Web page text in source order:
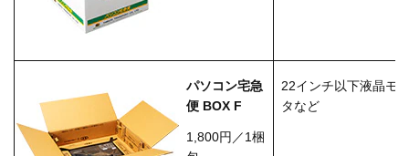
パソコン宅急
便 BOX F
1,800円／1梱
22インチ以下液晶モ
タなど